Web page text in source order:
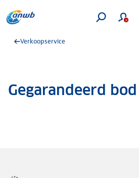
Verkoopservice
Gegarandeerd